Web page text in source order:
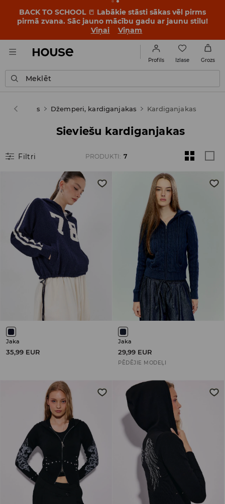
BACK TO SCHOOL 📒 Labākie stāsti sākas vēl pirms
pirmā zvana. Sāc jauno mācību gadu ar jaunu stilu!
Viņai
Viņam
Profils Izlase Grozs
Meklēt
Apģērbs Džemperi, kardiganjakas Kardiganjakas
Sieviešu kardiganjakas
Filtri PRODUKTI : 7
Jaka
35,99 EUR
Jaka
29,99 EUR
PĒDĒJIE MODEĻI